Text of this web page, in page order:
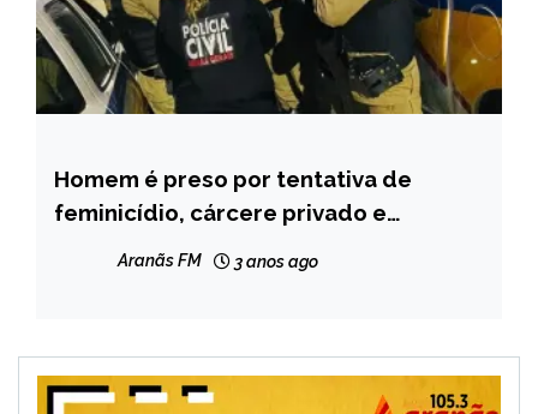
CAPELINHA
MINAS
Homem é preso por tentativa de
feminicídio, cárcere privado e
Aranãs FM 3 anos ago